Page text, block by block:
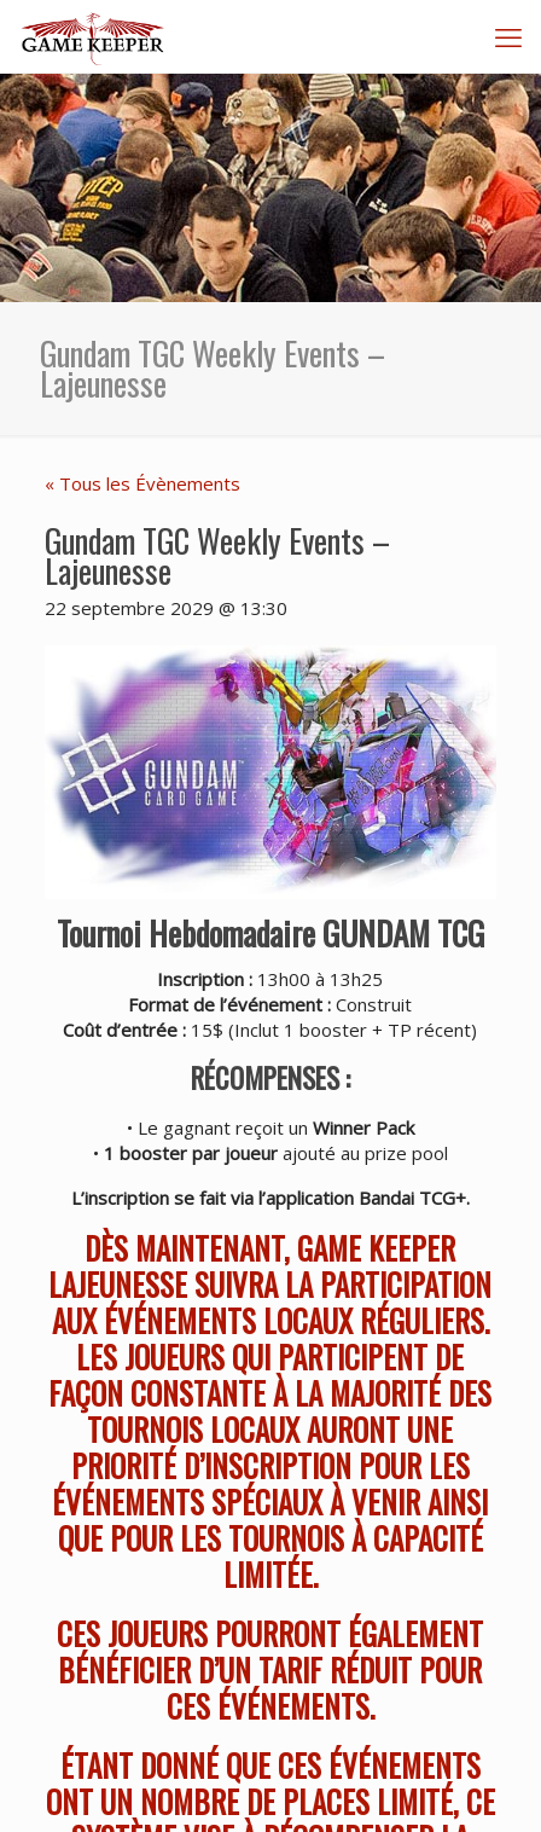
Gundam TGC Weekly Events –
Lajeunesse
« Tous les Évènements
Gundam TGC Weekly Events –
Lajeunesse
22 septembre 2029 @ 13:30
Tournoi Hebdomadaire GUNDAM TCG
Inscription : 13h00 à 13h25
Format de l’événement : Construit
Coût d’entrée : 15$ (Inclut 1 booster + TP récent)
RÉCOMPENSES :
• Le gagnant reçoit un Winner Pack
• 1 booster par joueurajouté au prize pool
L’inscription se fait via l’application Bandai TCG+.
DÈS MAINTENANT, GAME KEEPER
LAJEUNESSE SUIVRA LA PARTICIPATION
AUX ÉVÉNEMENTS LOCAUX RÉGULIERS.
LES JOUEURS QUI PARTICIPENT DE
FAÇON CONSTANTE À LA MAJORITÉ DES
TOURNOIS LOCAUX AURONT UNE
PRIORITÉ D’INSCRIPTION POUR LES
ÉVÉNEMENTS SPÉCIAUX À VENIR AINSI
QUE POUR LES TOURNOIS À CAPACITÉ
LIMITÉE.
CES JOUEURS POURRONT ÉGALEMENT
BÉNÉFICIER D’UN TARIF RÉDUIT POUR
CES ÉVÉNEMENTS.
ÉTANT DONNÉ QUE CES ÉVÉNEMENTS
ONT UN NOMBRE DE PLACES LIMITÉ, CE